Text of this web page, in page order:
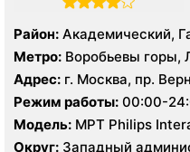
Район: Академический,
Метро: Воробьевы горы,
Университет
Адрес:
г.
Режим работы: 00:00-
Модель: МРТ Philips
среза, УЗИ Philips HD15
Округ: Западный